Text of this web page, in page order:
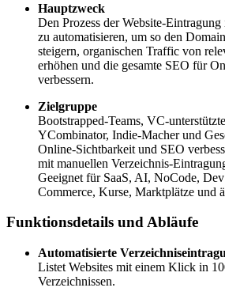
Hauptzweck
Den Prozess der Website-
zu automatisieren, um so den
steigern, organischen Traffic von
erhöhen und die gesamte SEO für
verbessern.
Zielgruppe
Bootstrapped-Teams, VC-
YCombinator, Indie-Macher und
Online-Sichtbarkeit und SEO
mit manuellen Verzeichnis-
Geeignet für SaaS, AI, NoCode,
Commerce, Kurse, Marktplätze und
Funktionsdetails und Abläufe
Automatisierte
Listet Websites mit einem Klick in
Verzeichnissen.